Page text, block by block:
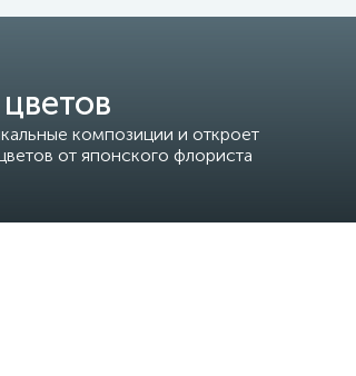
композиции и откроет
от японского флориста